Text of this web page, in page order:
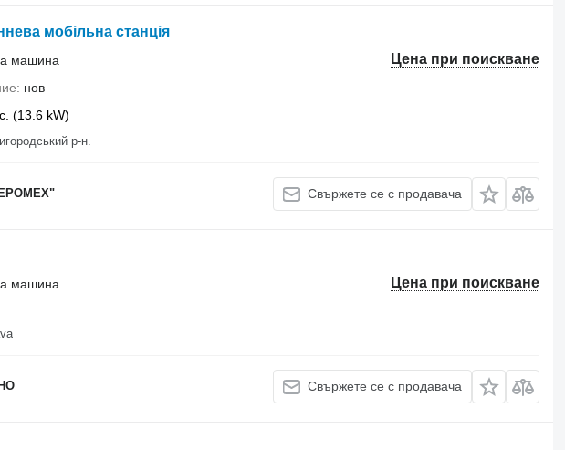
мобільна станція
Цена при поискване
машина
нов
(13.6 kW)
р-н.
Свържете се с продавача
Цена при поискване
машина
Свържете се с продавача